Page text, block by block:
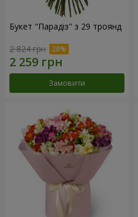
Букет "Парадіз" з 29 троянд
2 824 грн
Замовити